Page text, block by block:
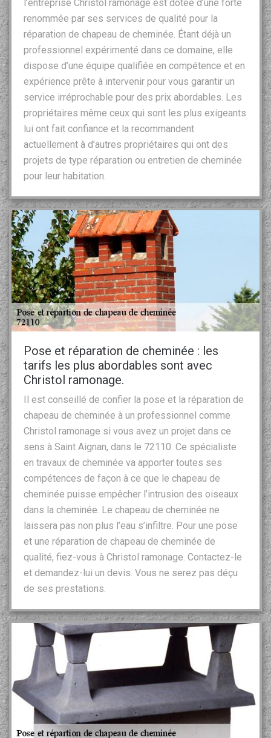
l’entreprise Christol ramonage est dotée d’une forte
renommée par ses services de qualité pour la
réparation de chapeau de cheminée. Étant déjà un
professionnel expérimenté dans ce domaine, elle
dispose d’une équipe qualifiée en compétence et en
expérience prête à intervenir pour vous garantir un
service irréprochable pour des prix abordables. Les
propriétaires même ceux qui sont les plus exigeants
lui ont fait confiance et la recommandent
actuellement à d’autres propriétaires qui ont des
projets de type réparation ou entretien de cheminée
pour leur habitation.
Pose et réparation de cheminée : les
tarifs les plus abordables sont avec
Christol ramonage.
Il est conseillé de confier la pose et la réparation de
chapeau de cheminée à un professionnel comme
Christol ramonage si vous avez un projet dans ce
sens à Saint Aignan, dans le 72110. Ce spécialiste
en travaux de cheminée va apporter toutes ses
compétences de façon à ce que le chapeau de
cheminée puisse empêcher l’intrusion des oiseaux
dans la cheminée. Le chapeau de cheminée ne
laissera pas non plus l’eau s’infiltre. Pour une pose
et une réparation de chapeau de cheminée de
qualité, fiez-vous à Christol ramonage. Contactez-le
et demandez-lui un devis. Vous ne serez pas déçu
de ses prestations.